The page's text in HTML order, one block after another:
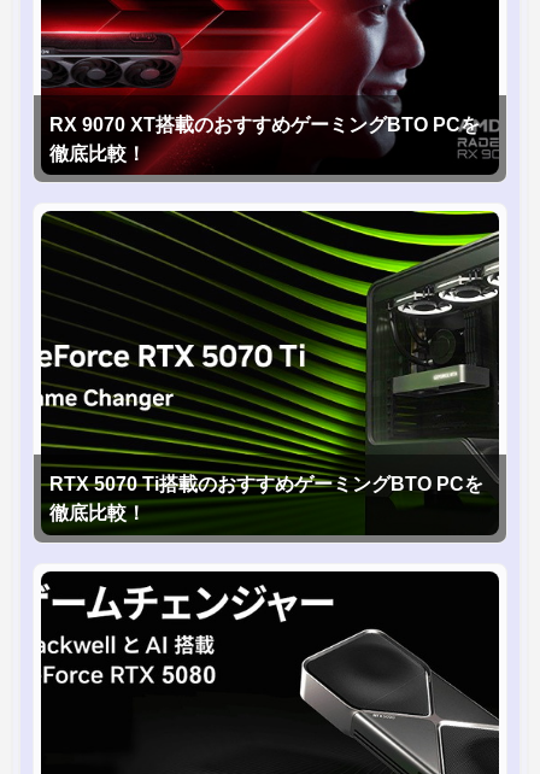
RX 9070 XT搭載のおすすめゲーミングBTO PCを
徹底比較！
RTX 5070 Ti搭載のおすすめゲーミングBTO PCを
徹底比較！